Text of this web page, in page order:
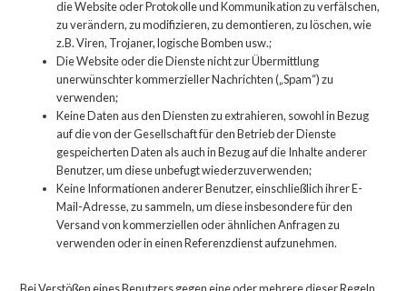
die Website oder Protokolle und Kommunikation zu verfälschen,
zu verändern, zu modifizieren, zu demontieren, zu löschen, wie
z.B. Viren, Trojaner, logische Bomben usw.;
Die Website oder die Dienste nicht zur Übermittlung
unerwünschter kommerzieller Nachrichten („Spam“) zu
verwenden;
Keine Daten aus den Diensten zu extrahieren, sowohl in Bezug
auf die von der Gesellschaft für den Betrieb der Dienste
gespeicherten Daten als auch in Bezug auf die Inhalte anderer
Benutzer, um diese unbefugt wiederzuverwenden;
Keine Informationen anderer Benutzer, einschließlich ihrer E-
Mail-Adresse, zu sammeln, um diese insbesondere für den
Versand von kommerziellen oder ähnlichen Anfragen zu
verwenden oder in einen Referenzdienst aufzunehmen.